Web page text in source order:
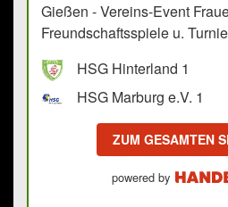
Gießen - Vereins-Event
Freundschaftsspiele u.
HSG Hinterland 1
HSG Marburg e.V. 1
ZUM GESAMTEN
powered by